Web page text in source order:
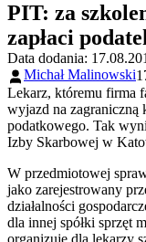
PIT: za
zapłaci
Data dodania:
Michał Malinowski
Lekarz, któremu firma
wyjazd na zagraniczną
podatkowego. Tak
Izby Skarbowej w
W przedmiotowej
jako zarejestrowany
działalności
dla innej spółki sprzęt
organizuje dla lekarzy